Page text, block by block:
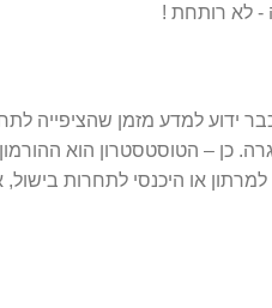
- לא רותחת !
כן – הטוסטסטרון הוא
או היכנסי לתחרות